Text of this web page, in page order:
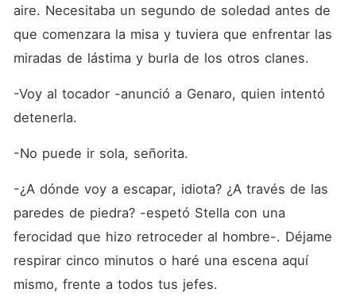
aire. Necesitaba un segundo de soledad antes de
que comenzara la misa y tuviera que enfrentar las
miradas de lástima y burla de los otros clanes.
-Voy al tocador -anunció a Genaro, quien intentó
detenerla.
-No puede ir sola, señorita.
-¿A dónde voy a escapar, idiota? ¿A través de las
paredes de piedra? -espetó Stella con una
ferocidad que hizo retroceder al hombre-. Déjame
respirar cinco minutos o haré una escena aquí
mismo, frente a todos tus jefes.